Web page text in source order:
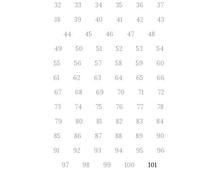
32
33 34 35 36
37
38
39 40 41 42
43
44
45 46 47
48
49
50 51 52 53
54
55
56 57 58 59
60
61
62 63 64 65
66
67
68 69 70 71
72
73
74 75 76 77
78
79
80 81 82 83
84
85
86 87 88 89
90
91
92 93 94 95
96
97
98 99 100
101